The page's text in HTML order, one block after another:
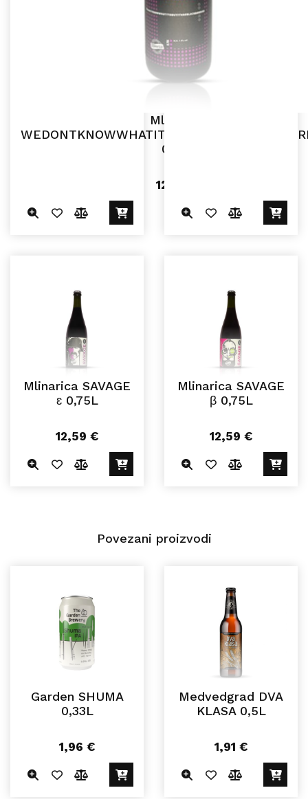
Mlinarica
0,75L
12,59
Mlinarica SAVAGE
ɛ 0,75L
12,59 €
Mlinarica SAVAGE
β 0,75L
12,59 €
Povezani proizvodi
Garden SHUMA
0,33L
1,96 €
Medvedgrad DVA
KLASA 0,5L
1,91 €